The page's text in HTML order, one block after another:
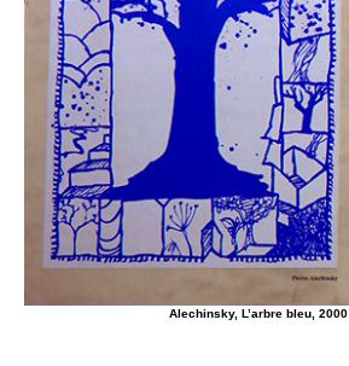
Alechinsky, L’arbre bleu, 2000